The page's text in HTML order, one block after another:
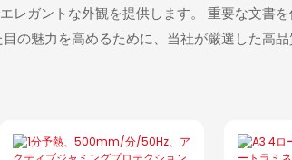
レガントな外観を提供します。 重要な文
の魅力を高めるために、当社が厳選した高